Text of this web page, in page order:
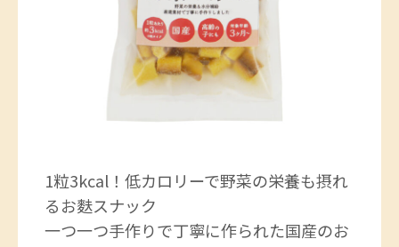
1粒3kcal！低カロリーで野菜の栄養も摂れ
るお麩スナック
一つ一つ手作りで丁寧に作られた国産のお